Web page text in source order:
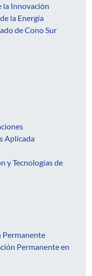
la Innovación
la Energía
de Cono Sur
Aplicada
y Tecnologías de
Permanente
Permanente en